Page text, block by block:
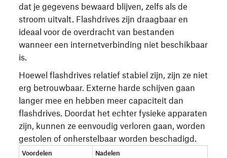
dat je gegevens bewaard blijven, zelfs als de
stroom uitvalt. Flashdrives zijn draagbaar en
ideaal voor de overdracht van bestanden
wanneer een internetverbinding niet beschikbaar
is.
Hoewel flashdrives relatief stabiel zijn, zijn ze niet
erg betrouwbaar. Externe harde schijven gaan
langer mee en hebben meer capaciteit dan
flashdrives. Doordat het echter fysieke apparaten
zijn, kunnen ze eenvoudig verloren gaan, worden
gestolen of onherstelbaar worden beschadigd.
Voordelen Nadelen